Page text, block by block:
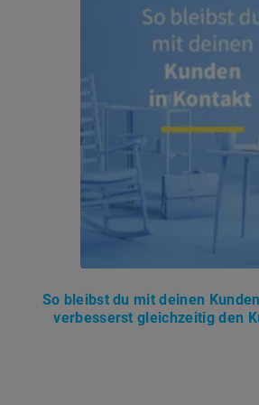
So bleibst du mit deinen
verbesserst gleichzeitig den